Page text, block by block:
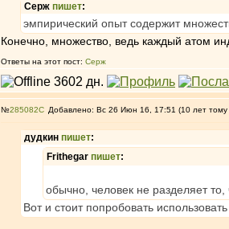
Серж пишет:
эмпирический опыт содержит
Конечно, множество, ведь каждый атом
Ответы на этот пост: Серж
№285082 Добавлено: Вс 26 Июн 16, 17:51 (10 лет тому
дудкин пишет:
Frithegar пишет:
обычно, человек не разделяет
Вот и стоит попробовать